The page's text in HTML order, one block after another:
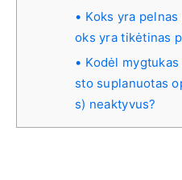
Koks yra
oks yra tikėtinas
Kodėl mygtukas
sto suplanuotas
s) neaktyvus?